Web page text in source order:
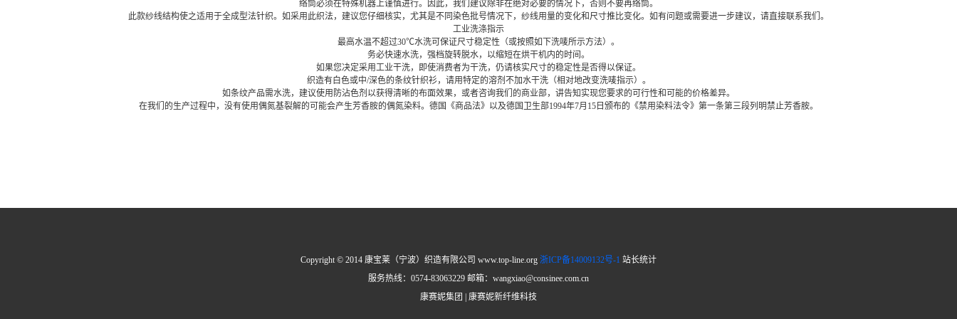
络筒必须在特殊机器上谨慎进行。因此，我们建议除非在绝对必要的情况下，否则不要再络筒。
此款纱线结构使之适用于全成型法针织。如采用此织法，建议您仔细核实，尤其是不同染色批号情况下，纱线用量的变化和尺寸推比变化。如有问题或需要进一步建议，请直接联系我们。
工业洗涤指示
最高水温不超过30℃水洗可保证尺寸稳定性（或按照如下洗唛所示方法）。
务必快速水洗，强档旋转脱水，以缩短在烘干机内的时间。
如果您决定采用工业干洗，即使消费者为干洗，仍请核实尺寸的稳定性是否得以保证。
织造有白色或中/深色的条纹针织衫，请用特定的溶剂不加水干洗（相对地改变洗唛指示）。
如条纹产品需水洗，建议使用防沾色剂以获得清晰的布面效果，或者咨询我们的商业部，讲告知实现您要求的可行性和可能的价格差异。
在我们的生产过程中，没有使用偶氮基裂解的可能会产生芳香胺的偶氮染料。德国《商品法》以及德国卫生部1994年7月15日颁布的《禁用染料法令》第一条第三段列明禁止芳香胺。
Copyright © 2014 康宝莱（宁波）织造有限公司 www.top-line.org 浙ICP备14009132号-1 站长统计
服务热线：0574-83063229 邮箱：wangxiao@consinee.com.cn
康赛妮集团 | 康赛妮新纤维科技